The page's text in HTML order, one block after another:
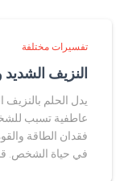
تفسيرات مختلفة
النزيف
يدل الحلم
عاطفية تسبب
فقدان الطاقة
في حياة الشخص.